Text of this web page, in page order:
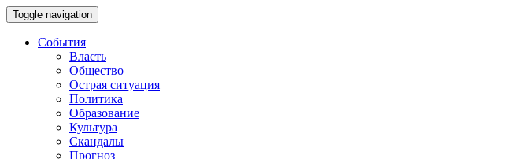
Toggle navigation
События
Власть
Общество
Острая ситуация
Политика
Образование
Культура
Скандалы
Прогноз